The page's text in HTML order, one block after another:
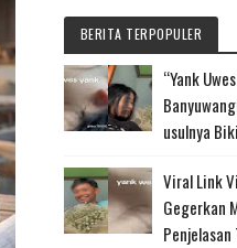
BERITA TERPOPULER
“Yank
usulnya
Viral Link
Gegerkan